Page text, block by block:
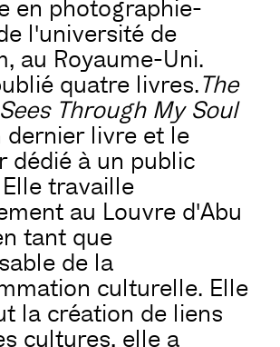
en photographie-
l'université de
au Royaume-Uni.
quatre livres.The
Through My Soul
dernier livre et le
dédié à un public
travaille
au Louvre d'Abu
tant que
de la
culturelle. Elle
la création de liens
cultures, elle a